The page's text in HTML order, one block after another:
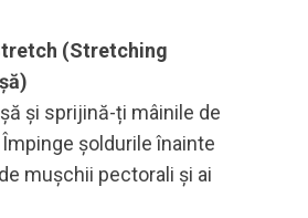
(Stretching
și sprijină-ți mâinile de
șoldurile înainte
mușchii pectorali și ai